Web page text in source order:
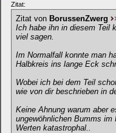
Zitat:
Zitat von BorussenZwerg
Ich habe ihn in diesem Teil
viel sagen.
Im Normalfall konnte man
Halbkreis ins lange Eck
Wobei ich bei dem Teil
wie von dir beschrieben in
Keine Ahnung warum aber
ungewöhnlichen Bumms
Werten katastrophal..